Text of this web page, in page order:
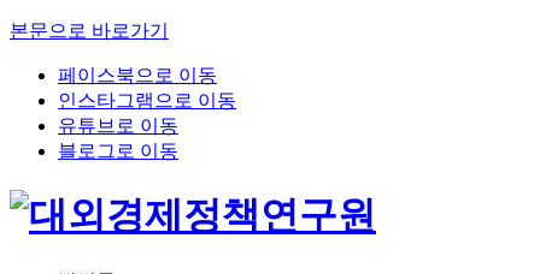
본문으로 바로가기
페이스북으로 이동
인스타그램으로 이동
유튜브로 이동
블로그로 이동